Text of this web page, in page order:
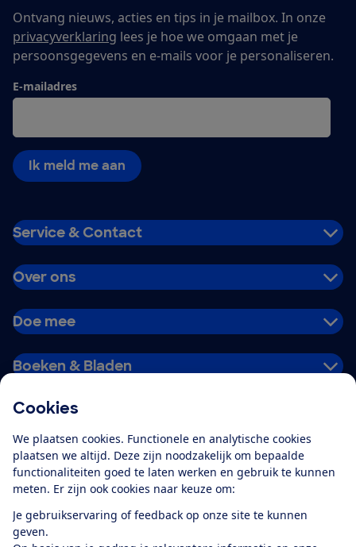
Cookies
We plaatsen cookies. Functionele en analytische cookies
plaatsen we altijd. Deze zijn noodzakelijk om bepaalde
functionaliteiten goed te laten werken en gebruik te kunnen
meten. Er zijn ook cookies naar keuze om:
Je gebruikservaring of feedback op onze site te kunnen
geven.
Ontvang nieuws, acties en tips in je mailbox. In onze
privacyverklaring lees je hoe we omgaan met je
persoonsgegevens en e-mails voor je personaliseren.
E-mailadres
Ik meld me aan
Service & Contact
Over ons
Doe mee
Boeken & Bladen
Alles over de
app